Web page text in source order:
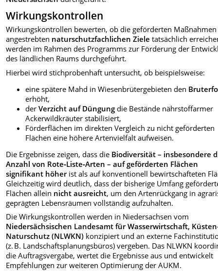
Wirkungskontrollen
Wirkungskontrollen bewerten, ob die geförderten
angestrebten naturschutzfachlichen Ziele tatsächlich
werden im Rahmen des Programms zur Förderung der
des ländlichen Raums durchgeführt.
Hierbei wird stichprobenhaft untersucht, ob beispielsweise:
eine spätere Mahd in Wiesenbrütergebieten den
erhöht,
derVerzicht auf Düngung die Bestände nährstoffarmer
Ackerwildkräuter stabilisiert,
Förderflächen im direkten Vergleich zu nicht geförderten
Flächen eine höhere Artenvielfalt aufweisen.
Die Ergebnisse zeigen, dass die Biodiversität – insbesondere
Anzahl von Rote‑Liste‑Arten – auf geförderten Flächen
signifikant höherist als auf konventionell bewirtschafteten
Gleichzeitig wird deutlich, dass der bisherige Umfang
Flächen allein nicht ausreicht, um den Artenrückgang in
geprägten Lebensräumen vollständig aufzuhalten.
Die Wirkungskontrollen werden in Niedersachsen vom
Niedersächsischen Landesamt für Wasserwirtschaft,
Naturschutz (NLWKN) konzipiert und an externe
(z. B. Landschaftsplanungsbüros) vergeben. Das NLWKN
die Auftragsvergabe, wertet die Ergebnisse aus und entwickelt
Empfehlungen zur weiteren Optimierung der AUKM.